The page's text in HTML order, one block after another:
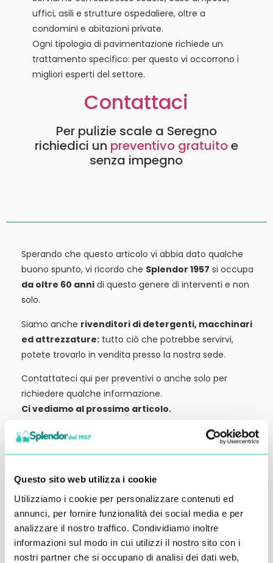
Questo sito web utilizza i cookie
Utilizziamo i cookie per personalizzare contenuti ed
annunci, per fornire funzionalità dei social media e per
analizzare il nostro traffico. Condividiamo inoltre
informazioni sul modo in cui utilizzi il nostro sito con i
nostri partner che si occupano di analisi dei dati web,
uffici, asili e strutture ospedaliere, oltre a
condomini e abitazioni private.
Ogni tipologia di pavimentazione richiede un
trattamento specifico: per questo vi occorrono i
migliori esperti del settore.
Contattaci
Per pulizie scale a Seregno
richiedici un preventivo gratuitoe
senza impegno
Sperando che questo articolo vi abbia dato qualche
buono spunto, vi ricordo che Splendor 1957 si occupa
da oltre 60 anni di questo genere di interventi e non
solo.
Siamo anche rivenditori di detergenti, macchinari
ed attrezzature: tutto ciò che potrebbe servirvi,
potete trovarlo in vendita presso la nostra sede.
Contattateci qui per preventivi o anche solo per
richiedere qualche informazione.
Ci vediamo al prossimo articolo.
Alessandro Alfonsetti
Inserisci i tuoi dati qui, ti ricontatteremo
entro 48 ore